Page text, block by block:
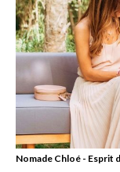
Nomade Chloé - Esprit